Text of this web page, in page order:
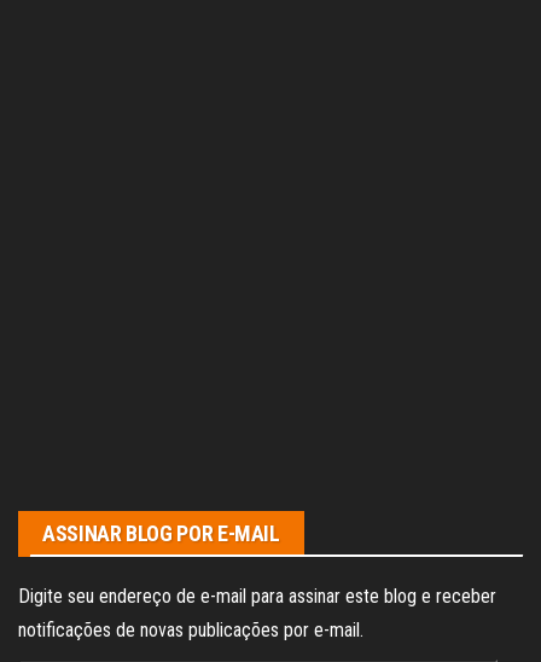
ASSINAR BLOG POR E-MAIL
Digite seu endereço de e-mail para assinar este blog e receber
notificações de novas publicações por e-mail.